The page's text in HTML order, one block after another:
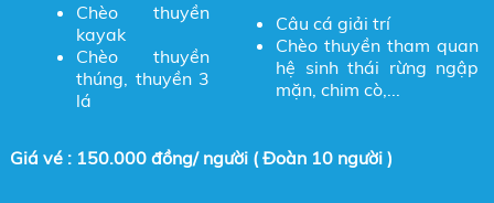
Chèo thuyền
kayak
Chèo thuyền
thúng, thuyền 3
lá
Câu cá giải trí
Chèo thuyền tham quan
hệ sinh thái rừng ngập
mặn, chim cò,...
Giá vé : 150.000 đồng/ người ( Đoàn 10 người )